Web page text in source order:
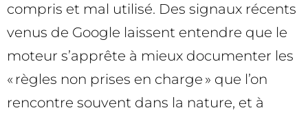
compris et mal utilisé. Des signaux récents
venus de Google laissent entendre que le
moteur s’apprête à mieux documenter les
« règles non prises en charge » que l’on
rencontre souvent dans la nature, et à